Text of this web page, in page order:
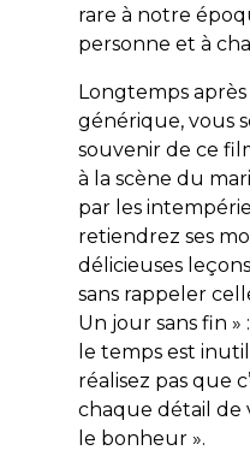
rare à notre
personne et à
Longtemps
générique, vous
souvenir de ce
à la scène du
par les
retiendrez ses
délicieuses
sans rappeler
Un jour sans fin »
le temps est
réalisez pas que
chaque détail de
le bonheur ».